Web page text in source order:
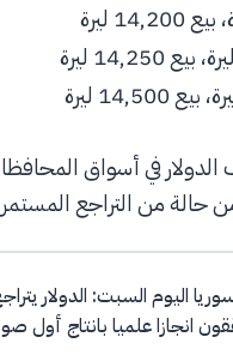
في أسواق
حالة من التراجع
اليوم السبت: الدولار
انجازا علميا بانتاج أول